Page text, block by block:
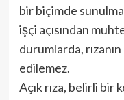
bir biçimde
işçi açısından
durumlarda,
edilemez.
Açık rıza, belirli